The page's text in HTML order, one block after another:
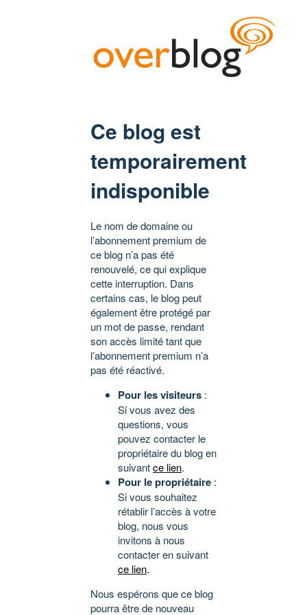
Ce blog est
temporairement
indisponible
Le nom de domaine ou
l’abonnement premium de
ce blog n’a pas été
renouvelé, ce qui explique
cette interruption. Dans
certains cas, le blog peut
également être protégé par
un mot de passe, rendant
son accès limité tant que
l’abonnement premium n’a
pas été réactivé.
Pour les visiteurs :
Si vous avez des
questions, vous
pouvez contacter le
propriétaire du blog en
suivantce lien.
Pour le propriétaire :
Si vous souhaitez
rétablir l’accès à votre
blog, nous vous
invitons à nous
contacter en suivant
ce lien.
Nous espérons que ce blog
pourra être de nouveau